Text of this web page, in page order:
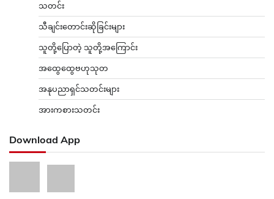
သတင်း
သီချင်းတောင်းဆိုခြင်းများ
သူတို့ပြောတဲ့ သူတို့အကြောင်း
အထွေထွေဗဟုသုတ
အနုပညာရှင်သတင်းများ
အားကစားသတင်း
Download App